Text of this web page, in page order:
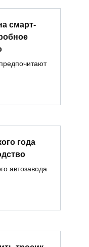
смарт-
года
автозавода